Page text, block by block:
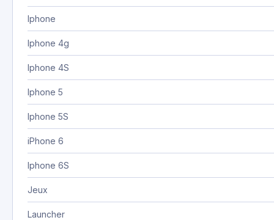
Iphone
Iphone 4g
Iphone 4S
Iphone 5
Iphone 5S
iPhone 6
Iphone 6S
Jeux
Launcher